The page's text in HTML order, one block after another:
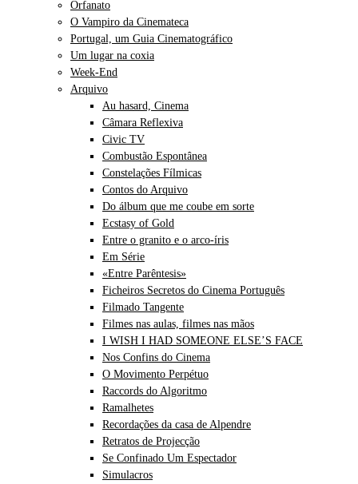
Orfanato
O Vampiro da Cinemateca
Portugal, um Guia Cinematográfico
Um lugar na coxia
Week-End
Arquivo
Au hasard, Cinema
Câmara Reflexiva
Civic TV
Combustão Espontânea
Constelações Fílmicas
Contos do Arquivo
Do álbum que me coube em sorte
Ecstasy of Gold
Entre o granito e o arco-íris
Em Série
«Entre Parêntesis»
Ficheiros Secretos do Cinema Português
Filmado Tangente
Filmes nas aulas, filmes nas mãos
I WISH I HAD SOMEONE ELSE’S FACE
Nos Confins do Cinema
O Movimento Perpétuo
Raccords do Algoritmo
Ramalhetes
Recordações da casa de Alpendre
Retratos de Projecção
Se Confinado Um Espectador
Simulacros